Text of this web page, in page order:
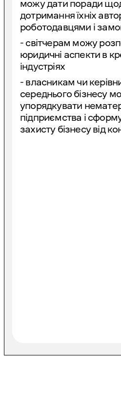
можу дати поради
дотримання їхніх
роботодавцями і
- світчерам можу
юридичні аспекти в
індустріях
- власникам чи
середнього бізнесу
упорядкувати
підприємства і
захисту бізнесу від